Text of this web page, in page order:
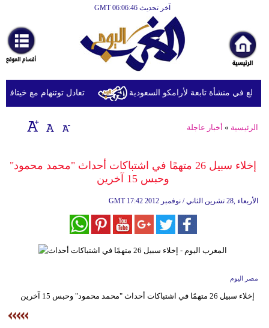
آخر تحديث GMT 06:06:46
أخبارعاجلة
رياضة
ثقافة
إقتصاد
وموسيقى
ديكور
تعادل توتنهام مع خيتافي في منشأة تابعة لأرامكو السعودية
الرئيسية » أخبار عاجلة
إخلاء سبيل 26 متهمًا في اشتباكات أحداث "محمد محمود"
وحبس 15 آخرين
GMT 17:42 2012 الأربعاء ,28 تشرين الثاني / نوفمبر
مصر اليوم
إخلاء سبيل 26 متهمًا في اشتباكات أحداث "محمد محمود" وحبس 15 آخرين